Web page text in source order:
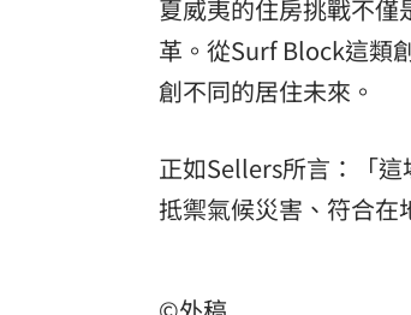
夏威夷的住房挑戰不
革。從Surf Block這類
創不同的居住未來。
正如Sellers所言：「
抵禦氣候災害、符合在